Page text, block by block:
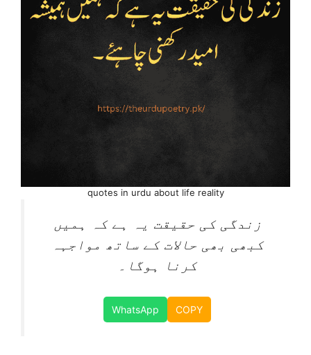
quotes in urdu about life reality
زندگی کی حقیقت یہ ہے کہ ہمیں
کبھی بھی حالات کے ساتھ مواجہہ
کرنا ہوگا۔
WhatsApp COPY